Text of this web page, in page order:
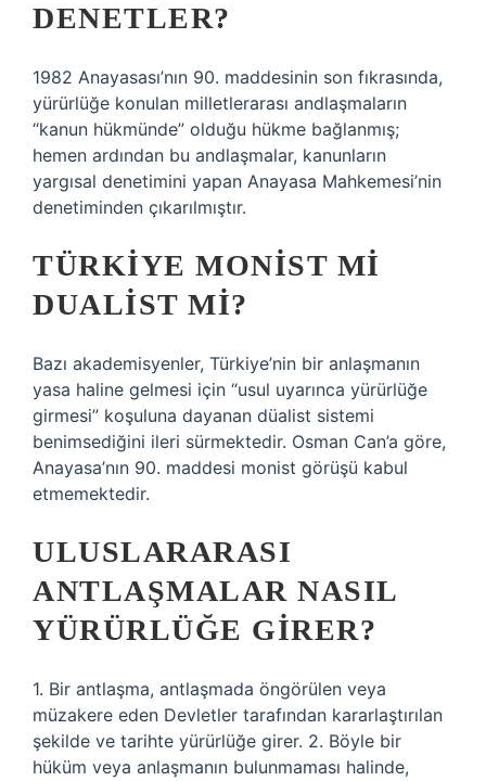
DENETLER?
1982 Anayasası’nın 90. maddesinin son fıkrasında,
yürürlüğe konulan milletlerarası andlaşmaların
“kanun hükmünde” olduğu hükme bağlanmış;
hemen ardından bu andlaşmalar, kanunların
yargısal denetimini yapan Anayasa Mahkemesi’nin
denetiminden çıkarılmıştır.
TÜRKIYE MONIST MI
DUALIST MI?
Bazı akademisyenler, Türkiye’nin bir anlaşmanın
yasa haline gelmesi için “usul uyarınca yürürlüğe
girmesi” koşuluna dayanan düalist sistemi
benimsediğini ileri sürmektedir. Osman Can’a göre,
Anayasa’nın 90. maddesi monist görüşü kabul
etmemektedir.
ULUSLARARASI
ANTLAŞMALAR NASIL
YÜRÜRLÜĞE GIRER?
1. Bir antlaşma, antlaşmada öngörülen veya
müzakere eden Devletler tarafından kararlaştırılan
şekilde ve tarihte yürürlüğe girer. 2. Böyle bir
hüküm veya anlaşmanın bulunmaması halinde,